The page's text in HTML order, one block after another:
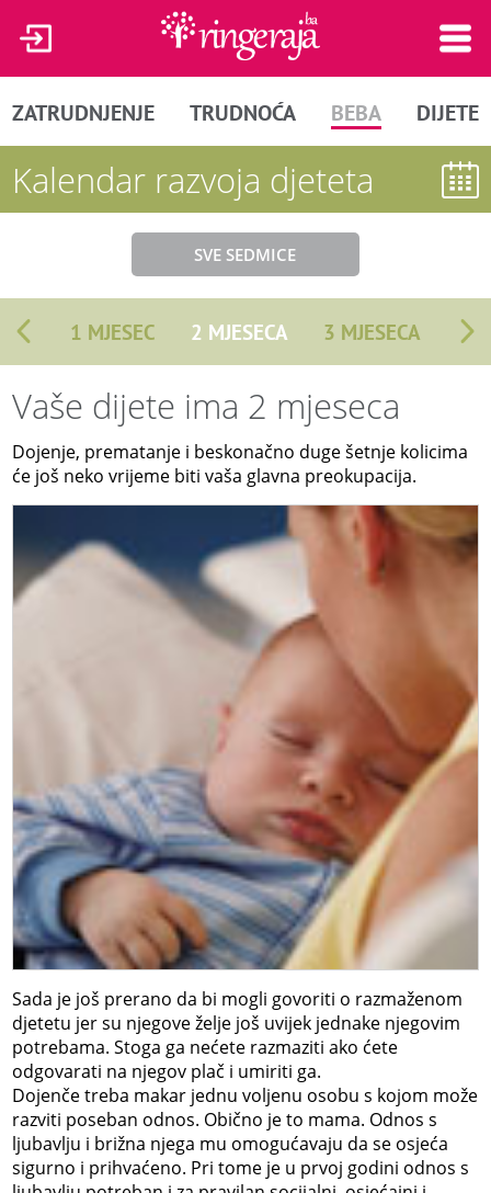
ZATRUDNJENJE TRUDNOĆA BEBA DIJETE
Kalendar razvoja djeteta
SVE SEDMICE
1 MJESEC 2 MJESECA 3 MJESECA
Vaše dijete ima 2 mjeseca
Dojenje, prematanje i beskonačno duge šetnje kolicima
će još neko vrijeme biti vaša glavna preokupacija.
Sada je još prerano da bi mogli govoriti o razmaženom
djetetu jer su njegove želje još uvijek jednake njegovim
potrebama. Stoga ga nećete razmaziti ako ćete
odgovarati na njegov plač i umiriti ga.
Dojenče treba makar jednu voljenu osobu s kojom može
razviti poseban odnos. Obično je to mama. Odnos s
ljubavlju i brižna njega mu omogućavaju da se osjeća
sigurno i prihvaćeno. Pri tome je u prvoj godini odnos s